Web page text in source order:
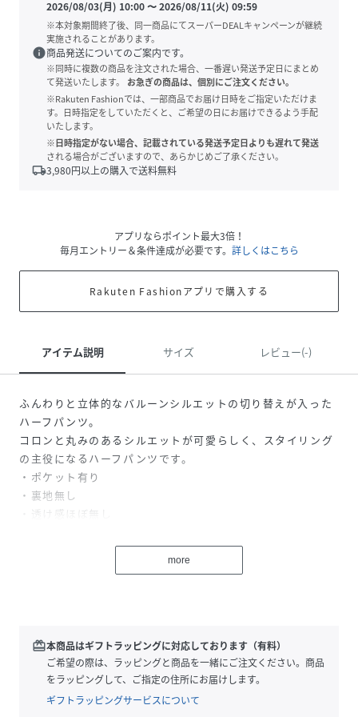
2026/08/03(月) 10:00〜2026/08/11(火) 09:59
※本対象期間終了後、同一商品にてスーパーDEALキャンペーンが継続
実施されることがあります。
info商品発送についてのご案内です。
※同時に複数の商品を注文された場合、一番遅い発送予定日にまとめ
て発送いたします。
お急ぎの商品は、個別にご注文ください。
※Rakuten Fashionでは、一部商品でお届け日時をご指定いただけま
す。日時指定をしていただくと、ご希望の日にお届けできるよう手配
いたします。
※日時指定がない場合、記載されている発送予定日よりも遅れて発送
される場合がございますので、あらかじめご了承ください。
local_shipping3,980円以上の購入で送料無料
アプリならポイント最大3倍！
毎月エントリー＆条件達成が必要です。 詳しくはこちら
Rakuten Fashionアプリで購入する
アイテム説明 サイズ レビュー(-)
ふんわりと立体的なバルーンシルエットの切り替えが入った
ハーフパンツ。
コロンと丸みのあるシルエットが可愛らしく、スタイリング
の主役になるハーフパンツです。
・ポケット有り
・裏地無し
・透け感ほぼ無し
※商品画像に関して、撮影時のライティングやご覧になって
いる表示環境により、実際の商品と色味が異なって見える場
性別タイプ キッズ
原産国 中国
more
redeem本商品はギフトラッピングに対応しております（有料）
ご希望の際は、ラッピングと商品を一緒にご注文ください。商品
をラッピングして、ご指定の住所にお届けします。
ギフトラッピングサービスについて